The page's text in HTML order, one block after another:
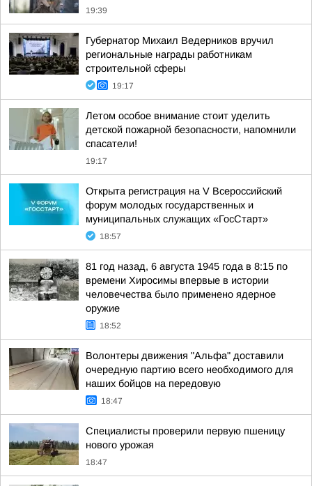
19:39
Губернатор Михаил Ведерников вручил
региональные награды работникам
строительной сферы
19:17
Летом особое внимание стоит уделить
детской пожарной безопасности, напомнили
спасатели!
19:17
Открыта регистрация на V Всероссийский
форум молодых государственных и
муниципальных служащих «ГосСтарт»
18:57
81 год назад, 6 августа 1945 года в 8:15 по
времени Хиросимы впервые в истории
человечества было применено ядерное
оружие
18:52
Волонтеры движения "Альфа" доставили
очередную партию всего необходимого для
наших бойцов на передовую
18:47
Специалисты проверили первую пшеницу
нового урожая
18:47